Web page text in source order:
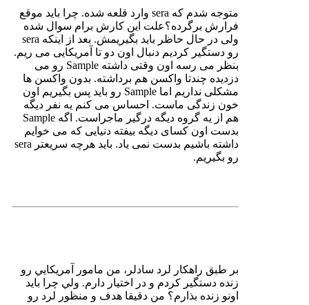
متوجه شدم که sera وارد قلعه شده. چرا باید موقع
فرارش برگرده؟علت این کارش برام سوال شده
ولی در حال حاظر باید بگیریمش. بعد از اینکه sera
رو دستگیر کردیم دنبال اون دو تا آمریکایی می ریم.
بنظر می رسه اون وقتی داشته Sample رو می
دزدیده چندتا واکسن هم برداشته. بدون واکسن ها
مشکلی نداریم اما Sample رو باید پس بگیریم اون
خون زندگی ماست. احساس می کنم یه نفر دیگه
هم از یه گروه دیگه درگیر ماجراست. اگه Sample
بدست اون کسای دیگه بیفته دنیایی که می خوایم
داشته باشیم بدست نمی یاد. باید هرچه سریعتر sera
رو بگیریم.
بر طبق راهكار لرد سادلر، من مامور آمريكايي رو
زنده دستگير كردم و در اختيار دارم. ولي چرا بايد
اونو زنده بذارم؟ من دقيقا هدف و منظور لرد رو